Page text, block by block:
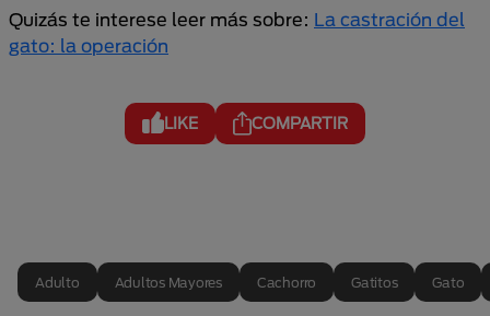
Quizás te interese leer más sobre: La castración del
gato: la operación
LIKE COMPARTIR
Adulto Adultos Mayores Cachorro Gatitos Gato